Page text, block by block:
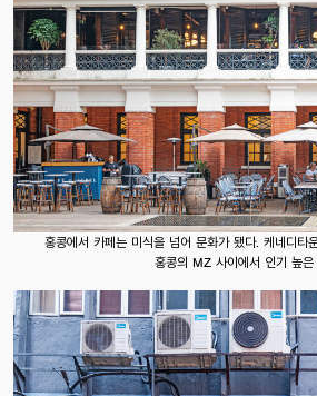
홍콩에서 카페는 미식을 넘어 문화가 됐다. 케네디타
홍콩의 MZ 사이에서 인기 높은